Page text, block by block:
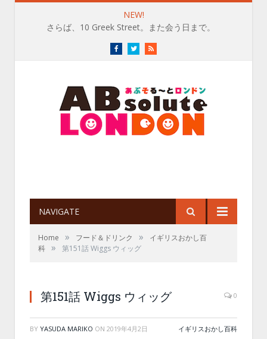
NEW!
さらば、10 Greek Street。また会う日まで。
FacebookTwitterRSS
NAVIGATE
Home » フード＆ドリンク »
イギリスおかし百
科 » 第151話 Wiggs ウィッグ
第151話 Wiggs ウィッグ 0
BY YASUDA MARIKO ON 2019年4月2日 イギリスおかし百科